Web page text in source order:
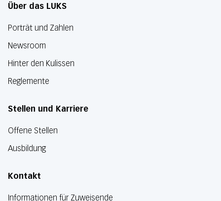
Über das LUKS
Porträt und Zahlen
Newsroom
Hinter den Kulissen
Reglemente
Stellen und Karriere
Offene Stellen
Ausbildung
Kontakt
Informationen für Zuweisende